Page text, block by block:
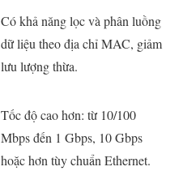
Có khả năng lọc và phân luồng
dữ liệu theo địa chỉ MAC, giảm
lưu lượng thừa.
Tốc độ cao hơn: từ 10/100
Mbps đến 1 Gbps, 10 Gbps
hoặc hơn tùy chuẩn Ethernet.